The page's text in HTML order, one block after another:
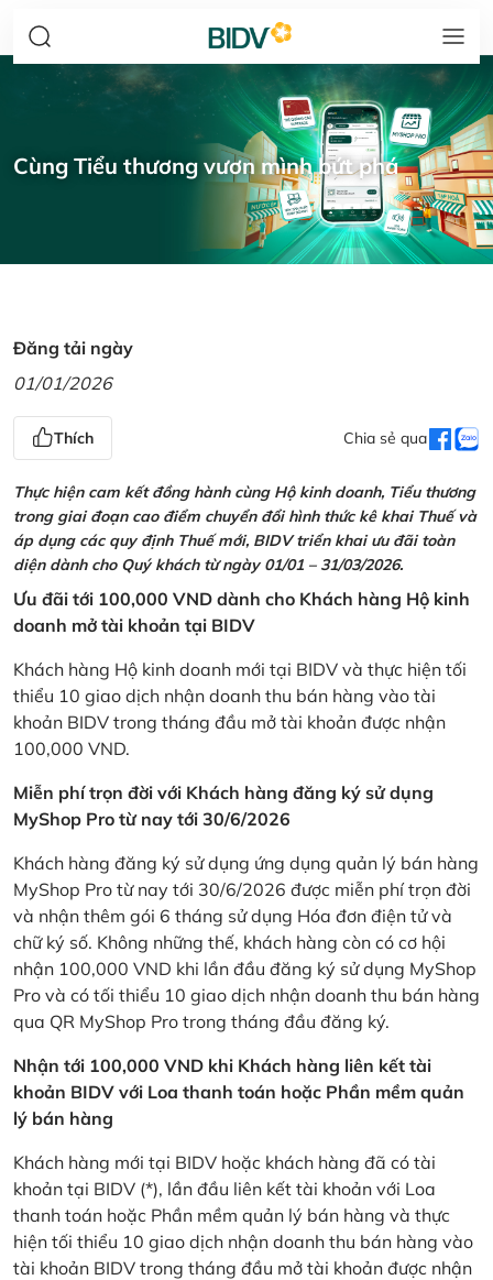
Cùng Tiểu thương vươn mình bứt phá
Đăng tải ngày
01/01/2026
Thích Chia sẻ qua
Thực hiện cam kết đồng hành cùng Hộ kinh doanh, Tiểu thương
trong giai đoạn cao điểm chuyển đổi hình thức kê khai Thuế và
áp dụng các quy định Thuế mới, BIDV triển khai ưu đãi toàn
diện dành cho Quý khách từ ngày 01/01 – 31/03/2026.
Ưu đãi tới 100,000 VND dành cho Khách hàng Hộ kinh
doanh mở tài khoản tại BIDV
Khách hàng Hộ kinh doanh mới tại BIDV và thực hiện tối
thiểu 10 giao dịch nhận doanh thu bán hàng vào tài
khoản BIDV trong tháng đầu mở tài khoản được nhận
100,000 VND.
Miễn phí trọn đời với Khách hàng đăng ký sử dụng
MyShop Pro từ nay tới 30/6/2026
Khách hàng đăng ký sử dụng ứng dụng quản lý bán hàng
MyShop Pro từ nay tới 30/6/2026 được miễn phí trọn đời
và nhận thêm gói 6 tháng sử dụng Hóa đơn điện tử và
chữ ký số. Không những thế, khách hàng còn có cơ hội
nhận 100,000 VND khi lần đầu đăng ký sử dụng MyShop
Pro và có tối thiểu 10 giao dịch nhận doanh thu bán hàng
qua QR MyShop Pro trong tháng đầu đăng ký.
Nhận tới 100,000 VND khi Khách hàng liên kết tài
khoản BIDV với Loa thanh toán hoặc Phần mềm quản
lý bán hàng
Khách hàng mới tại BIDV hoặc khách hàng đã có tài
khoản tại BIDV (*), lần đầu liên kết tài khoản với Loa
thanh toán hoặc Phần mềm quản lý bán hàng và thực
hiện tối thiểu 10 giao dịch nhận doanh thu bán hàng vào
tài khoản BIDV trong tháng đầu mở tài khoản được nhận